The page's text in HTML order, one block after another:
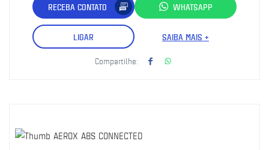
RECEBA CONTATO WHATSAPP
LIGAR SAIBA MAIS +
Compartilhe: